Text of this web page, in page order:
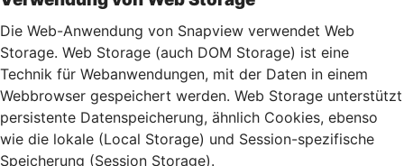
Die Web-Anwendung von Snapview verwendet Web
Storage. Web Storage (auch DOM Storage) ist eine
Technik für Webanwendungen, mit der Daten in einem
Webbrowser gespeichert werden. Web Storage unterstützt
persistente Datenspeicherung, ähnlich Cookies, ebenso
wie die lokale (Local Storage) und Session-spezifische
Speicherung (Session Storage).